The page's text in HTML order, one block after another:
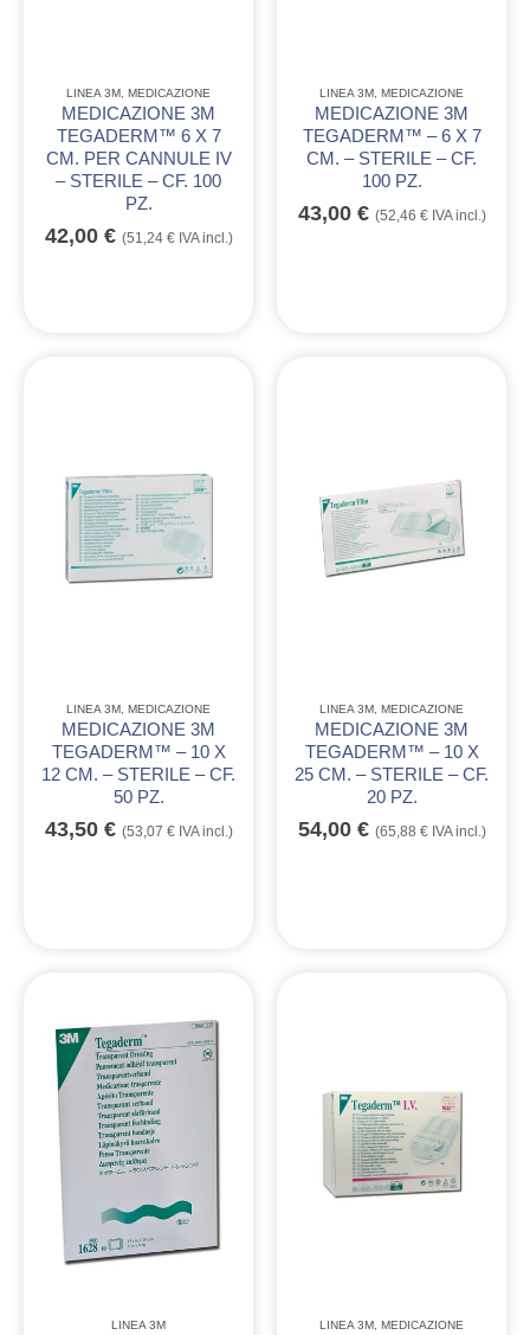
LINEA 3M, MEDICAZIONE
MEDICAZIONE 3M
TEGADERM™ 6 X 7
CM. PER CANNULE IV
– STERILE – CF. 100
PZ.
42,00 € (51,24 €IVA incl.)
LINEA 3M, MEDICAZIONE
MEDICAZIONE 3M
TEGADERM™ – 6 X 7
CM. – STERILE – CF.
100 PZ.
43,00 € (52,46 €IVA incl.)
LINEA 3M, MEDICAZIONE
MEDICAZIONE 3M
TEGADERM™ – 10 X
12 CM. – STERILE – CF.
50 PZ.
43,50 € (53,07 €IVA incl.)
LINEA 3M, MEDICAZIONE
MEDICAZIONE 3M
TEGADERM™ – 10 X
25 CM. – STERILE – CF.
20 PZ.
54,00 € (65,88 €IVA incl.)
LINEA 3M LINEA 3M, MEDICAZIONE